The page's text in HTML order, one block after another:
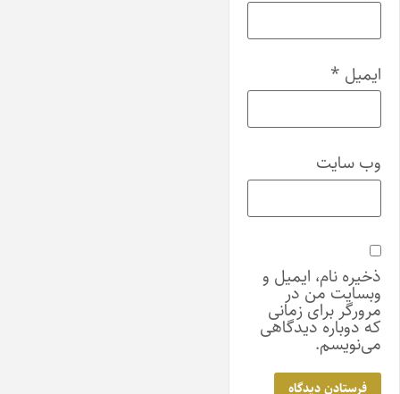
ایمیل *
وب‌ سایت
ذخیره نام، ایمیل و
وبسایت من در
مرورگر برای زمانی
که دوباره دیدگاهی
می‌نویسم.